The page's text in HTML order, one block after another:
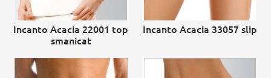
Incanto Acacia 22001 top
smanicat
Incanto Acacia 33057 slip